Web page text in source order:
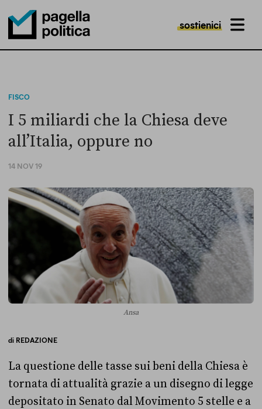
Pagella Politica Logo
sostienici MENU
FISCO
I 5 miliardi che la Chiesa deve
all’Italia, oppure no
14 NOV 19
Ansa
di REDAZIONE
La questione delle tasse sui beni della Chiesa è
tornata di attualità grazie a un disegno di legge
depositato in Senato dal Movimento 5 stelle e a